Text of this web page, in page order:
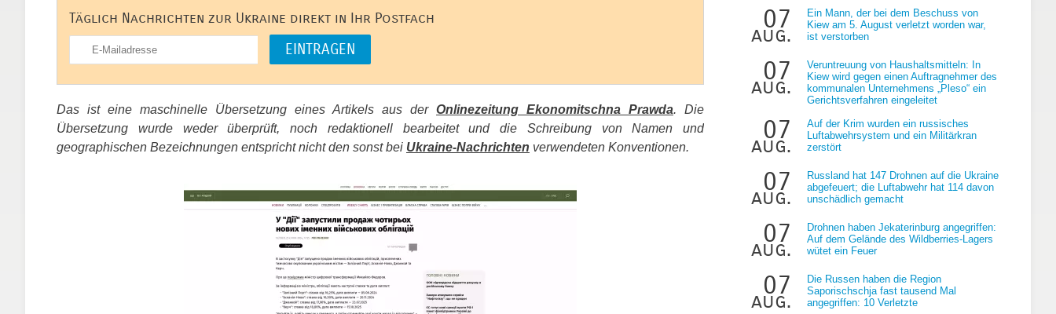
Täglich Nachrichten zur Ukraine direkt in Ihr Postfach
Das ist eine maschinelle Übersetzung eines Artikels aus der Onlinezeitung Ekonomitschna Prawda. Die
Übersetzung wurde weder überprüft, noch redaktionell bearbeitet und die Schreibung von Namen und
geographischen Bezeichnungen entspricht nicht den sonst bei Ukraine-Nachrichten verwendeten Konventionen.
07
aug.
Ein Mann, der bei dem Beschuss von
Kiew am 5. August verletzt worden war,
ist verstorben
07
aug.
Veruntreuung von Haushaltsmitteln: In
Kiew wird gegen einen Auftragnehmer des
kommunalen Unternehmens „Pleso“ ein
Gerichtsverfahren eingeleitet
07
aug.
Auf der Krim wurden ein russisches
Luftabwehrsystem und ein Militärkran
zerstört
07
aug.
Russland hat 147 Drohnen auf die Ukraine
abgefeuert; die Luftabwehr hat 114 davon
unschädlich gemacht
07
aug.
Drohnen haben Jekaterinburg angegriffen:
Auf dem Gelände des Wildberries-Lagers
wütet ein Feuer
07
aug.
Die Russen haben die Region
Saporischschja fast tausend Mal
angegriffen: 10 Verletzte